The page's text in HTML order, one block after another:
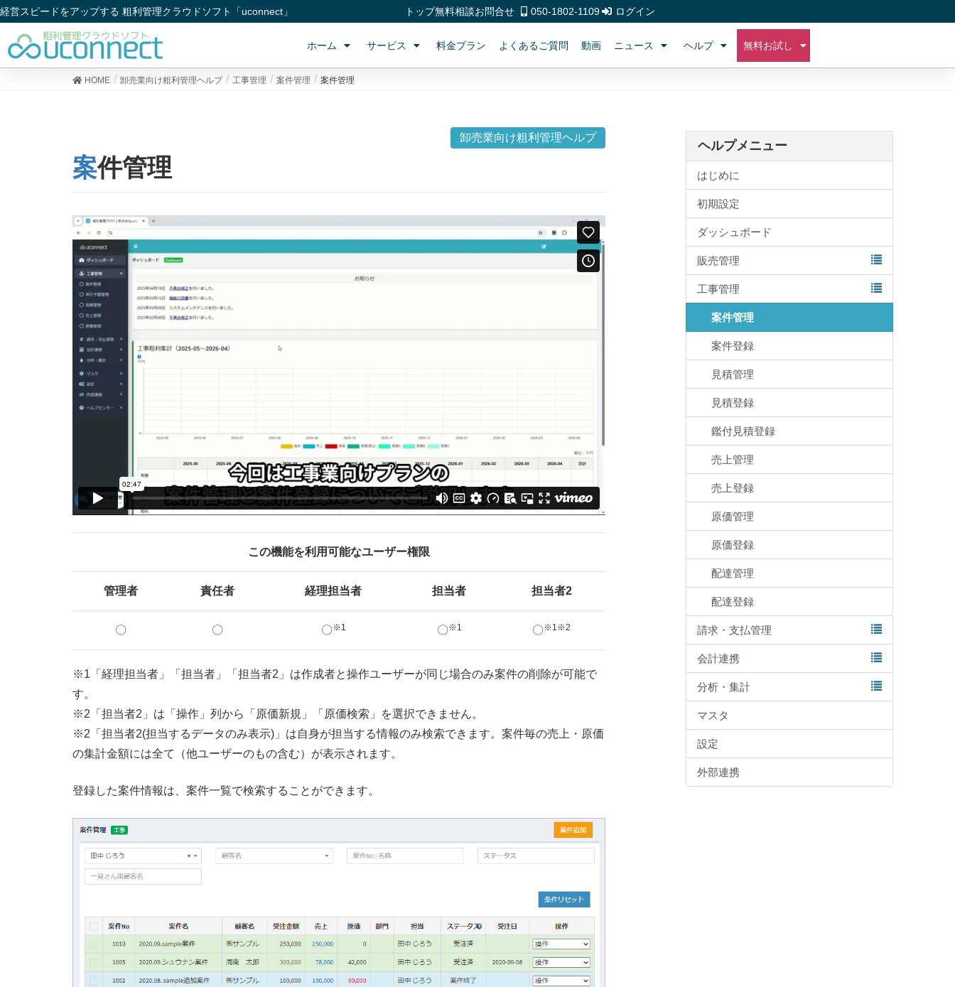
経営スピードをアップする 粗利管理クラウドソフト「uconnect」 トップ無料相談お問合せ 050-1802-1109 ログイン
ホーム サービス 料金プラン よくあるご質問 動画 ニュース ヘルプ 無料お試し
HOME 卸売業向け粗利管理ヘルプ 工事管理 案件管理 案件管理
卸売業向け粗利管理ヘルプ
案件管理
この機能を利用可能なユーザー権限
管理者 責任者 経理担当者 担当者 担当者2
〇 〇 〇※1 〇※1 〇※1※2
※1「経理担当者」「担当者」「担当者2」は作成者と操作ユーザーが同じ場合のみ案件の削除が可能で
す。
※2「担当者2」は「操作」列から「原価新規」「原価検索」を選択できません。
※2「担当者2(担当するデータのみ表示)」は自身が担当する情報のみ検索できます。案件毎の売上・原価
の集計金額には全て（他ユーザーのもの含む）が表示されます。
登録した案件情報は、案件一覧で検索することができます。
ヘルプメニュー
はじめに
初期設定
ダッシュボード
販売管理
工事管理
案件管理
案件登録
見積管理
見積登録
鑑付見積登録
売上管理
売上登録
原価管理
原価登録
配達管理
配達登録
請求・支払管理
会計連携
分析・集計
マスタ
設定
外部連携